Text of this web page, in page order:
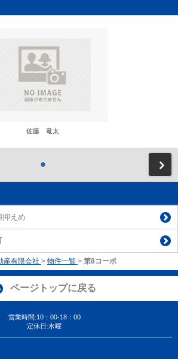
佐藤 竜太
抑えめ
産有限会社 > 物件一覧 > 第8コーポ
ページトップに戻る
営業時間:10：00-18：00
定休日:水曜